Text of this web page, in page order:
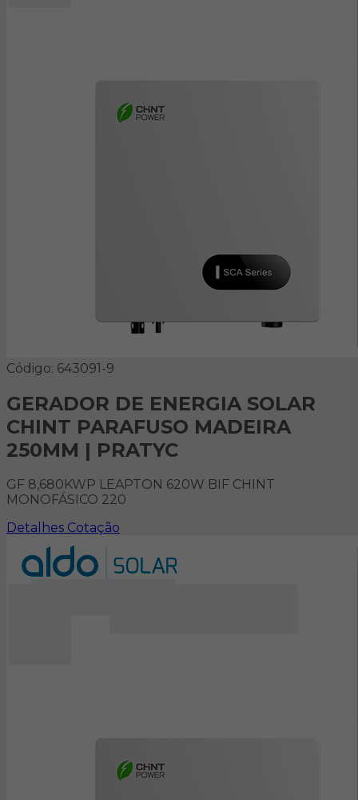
Código: 643091-9
GERADOR DE ENERGIA SOLAR
CHINT PARAFUSO MADEIRA
250MM | PRATYC
GF 8,680KWP LEAPTON 620W BIF CHINT
MONOFÁSICO 220
Detalhes Cotação